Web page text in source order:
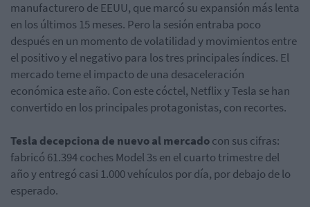
manufacturero de EEUU, que marcó su expansión más lenta
en los últimos 15 meses. Pero la sesión entraba poco
después en un momento de volatilidad y movimientos entre
el positivo y el negativo para los tres principales índices. El
mercado teme el impacto de una desaceleración
económica este año. Con este cóctel, Netflix y Tesla se han
convertido en los principales protagonistas, con recortes.
Tesla decepciona de nuevo al mercadocon sus cifras:
fabricó 61.394 coches Model 3s en el cuarto trimestre del
año y entregó casi 1.000 vehículos por día, por debajo de lo
esperado.